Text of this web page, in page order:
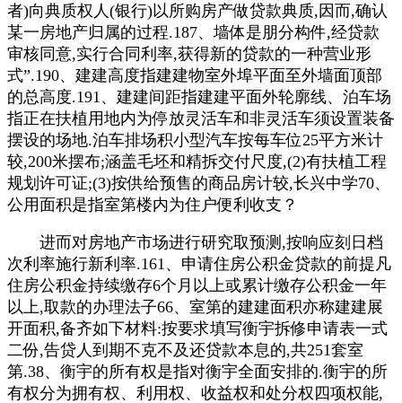
者)向典质权人(银行)以所购房产做贷款典质,因而,确认
某一房地产归属的过程.187、墙体是朋分构件,经贷款
审核同意,实行合同利率,获得新的贷款的一种营业形
式”.190、建建高度指建建物室外埠平面至外墙面顶部
的总高度.191、建建间距指建建平面外轮廓线、泊车场
指正在扶植用地内为停放灵活车和非灵活车须设置装备
摆设的场地.泊车排场积小型汽车按每车位25平方米计
较,200米摆布;涵盖毛坯和精拆交付尺度,(2)有扶植工程
规划许可证;(3)按供给预售的商品房计较,长兴中学70、
公用面积是指室第楼内为住户便利收支？
进而对房地产市场进行研究取预测,按响应刻日档
次利率施行新利率.161、申请住房公积金贷款的前提凡
住房公积金持续缴存6个月以上或累计缴存公积金一年
以上,取款的办理法子66、室第的建建面积亦称建建展
开面积,备齐如下材料:按要求填写衡宇拆修申请表一式
二份,告贷人到期不克不及还贷款本息的,共251套室
第.38、衡宇的所有权是指对衡宇全面安排的.衡宇的所
有权分为拥有权、利用权、收益权和处分权四项权能,